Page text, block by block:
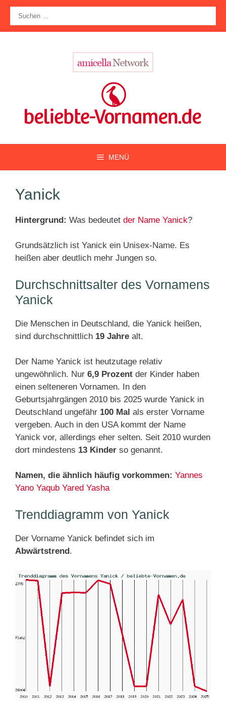
Zum
Inhalt
springen
nach:
MENÜ
Yanick
Hintergrund: Was bedeutet der Name Yanick?
Grundsätzlich ist Yanick ein Unisex-Name. Es
heißen aber deutlich mehr Jungen so.
Durchschnittsalter des Vornamens
Yanick
Die Menschen in Deutschland, die Yanick heißen,
sind durchschnittlich 19 Jahre alt.
Der Name Yanick ist heutzutage relativ
ungewöhnlich. Nur 6,9 Prozent der Kinder haben
einen selteneren Vornamen. In den
Geburtsjahrgängen 2010 bis 2025 wurde Yanick in
Deutschland ungefähr 100 Mal als erster Vorname
vergeben. Auch in den USA kommt der Name
Yanick vor, allerdings eher selten. Seit 2010 wurden
dort mindestens 13 Kinder so genannt.
Namen, die ähnlich häufig vorkommen: Yannes
Yano Yaqub Yared Yasha
Trenddiagramm von Yanick
Der Vorname Yanick befindet sich im
Abwärtstrend.